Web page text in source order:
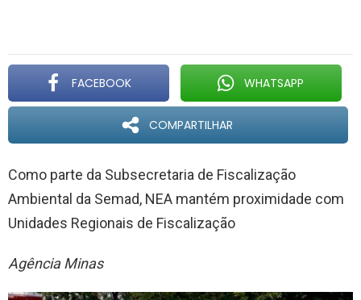
FACEBOOK WHATSAPP
COMPARTILHAR
Como parte da Subsecretaria de Fiscalização
Ambiental da Semad, NEA mantém proximidade com
Unidades Regionais de Fiscalização
Agência Minas